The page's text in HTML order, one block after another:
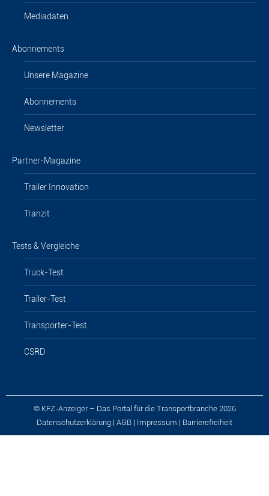
Mediadaten
Abonnements
Unsere Magazine
Abonnements
Newsletter
Partner-Magazine
Trailer Innovation
Tranzit
Tests & Vergleiche
Truck-Test
Trailer-Test
Transporter-Test
CSRD
© KFZ-Anzeiger – Das Portal für die Transportbranche 2026
Datenschutzerklärung | AGB | Impressum | Barrierefreiheit